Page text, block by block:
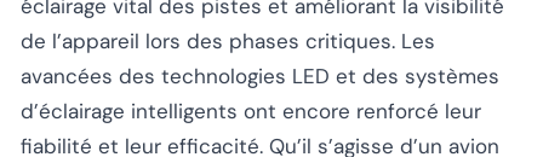
éclairage vital des pistes et améliorant la visibilité
de l’appareil lors des phases critiques. Les
avancées des technologies LED et des systèmes
d’éclairage intelligents ont encore renforcé leur
fiabilité et leur efficacité. Qu’il s’agisse d’un avion